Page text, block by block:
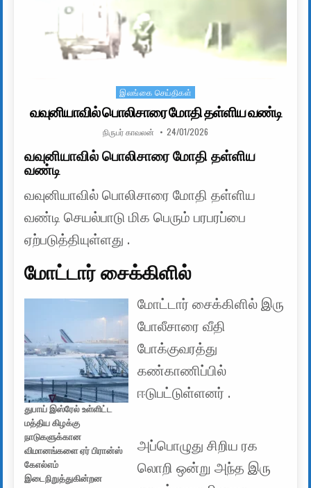
Posted in
இலங்கை செய்திகள்
வவுனியாவில் பொலிசாரை மோதி தள்ளிய வண்டி
AUTHOR:
நிருபர் காவலன் PUBLISHED DATE:
24/01/2026
வவுனியாவில் பொலிசாரை மோதி தள்ளிய
வண்டி
வவுனியாவில் பொலிசாரை மோதி தள்ளிய
வண்டி செயல்பாடு மிக பெரும் பரபரப்பை
ஏற்படுத்தியுள்ளது .
மோட்டார் சைக்கிளில்
துபாய் இஸ்ரேல் உள்ளிட்ட
மத்திய கிழக்கு
நாடுகளுக்கான
விமானங்களை ஏர் பிரான்ஸ்
கேஎல்எம்
இடைநிறுத்துகின்றன
மோட்டார் சைக்கிளில் இரு
போலீசாரை வீதி
போக்குவரத்து
கண்காணிப்பில்
ஈடுபட்டுள்ளனர் .
அப்பொழுது சிறிய ரக
லொறி ஒன்று அந்த இரு